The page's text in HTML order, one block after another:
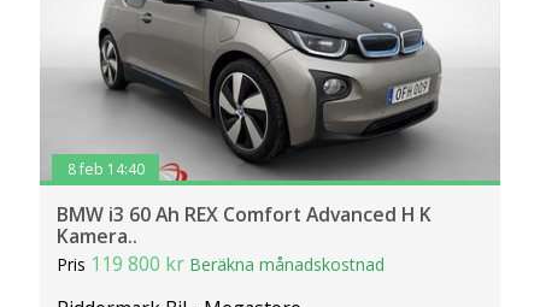
8 feb 14:40
BMW i3 60 Ah REX Comfort Advanced H K
Kamera..
Pris 119 800 kr Beräkna månadskostnad